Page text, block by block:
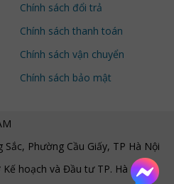
Chính sách đổi trả
Chính sách thanh toán
Chính sách vận chuyển
Chính sách bảo mật
Phường Cầu Giấy, TP Hà Nội
hoạch và Đầu tư TP. Hà Nội